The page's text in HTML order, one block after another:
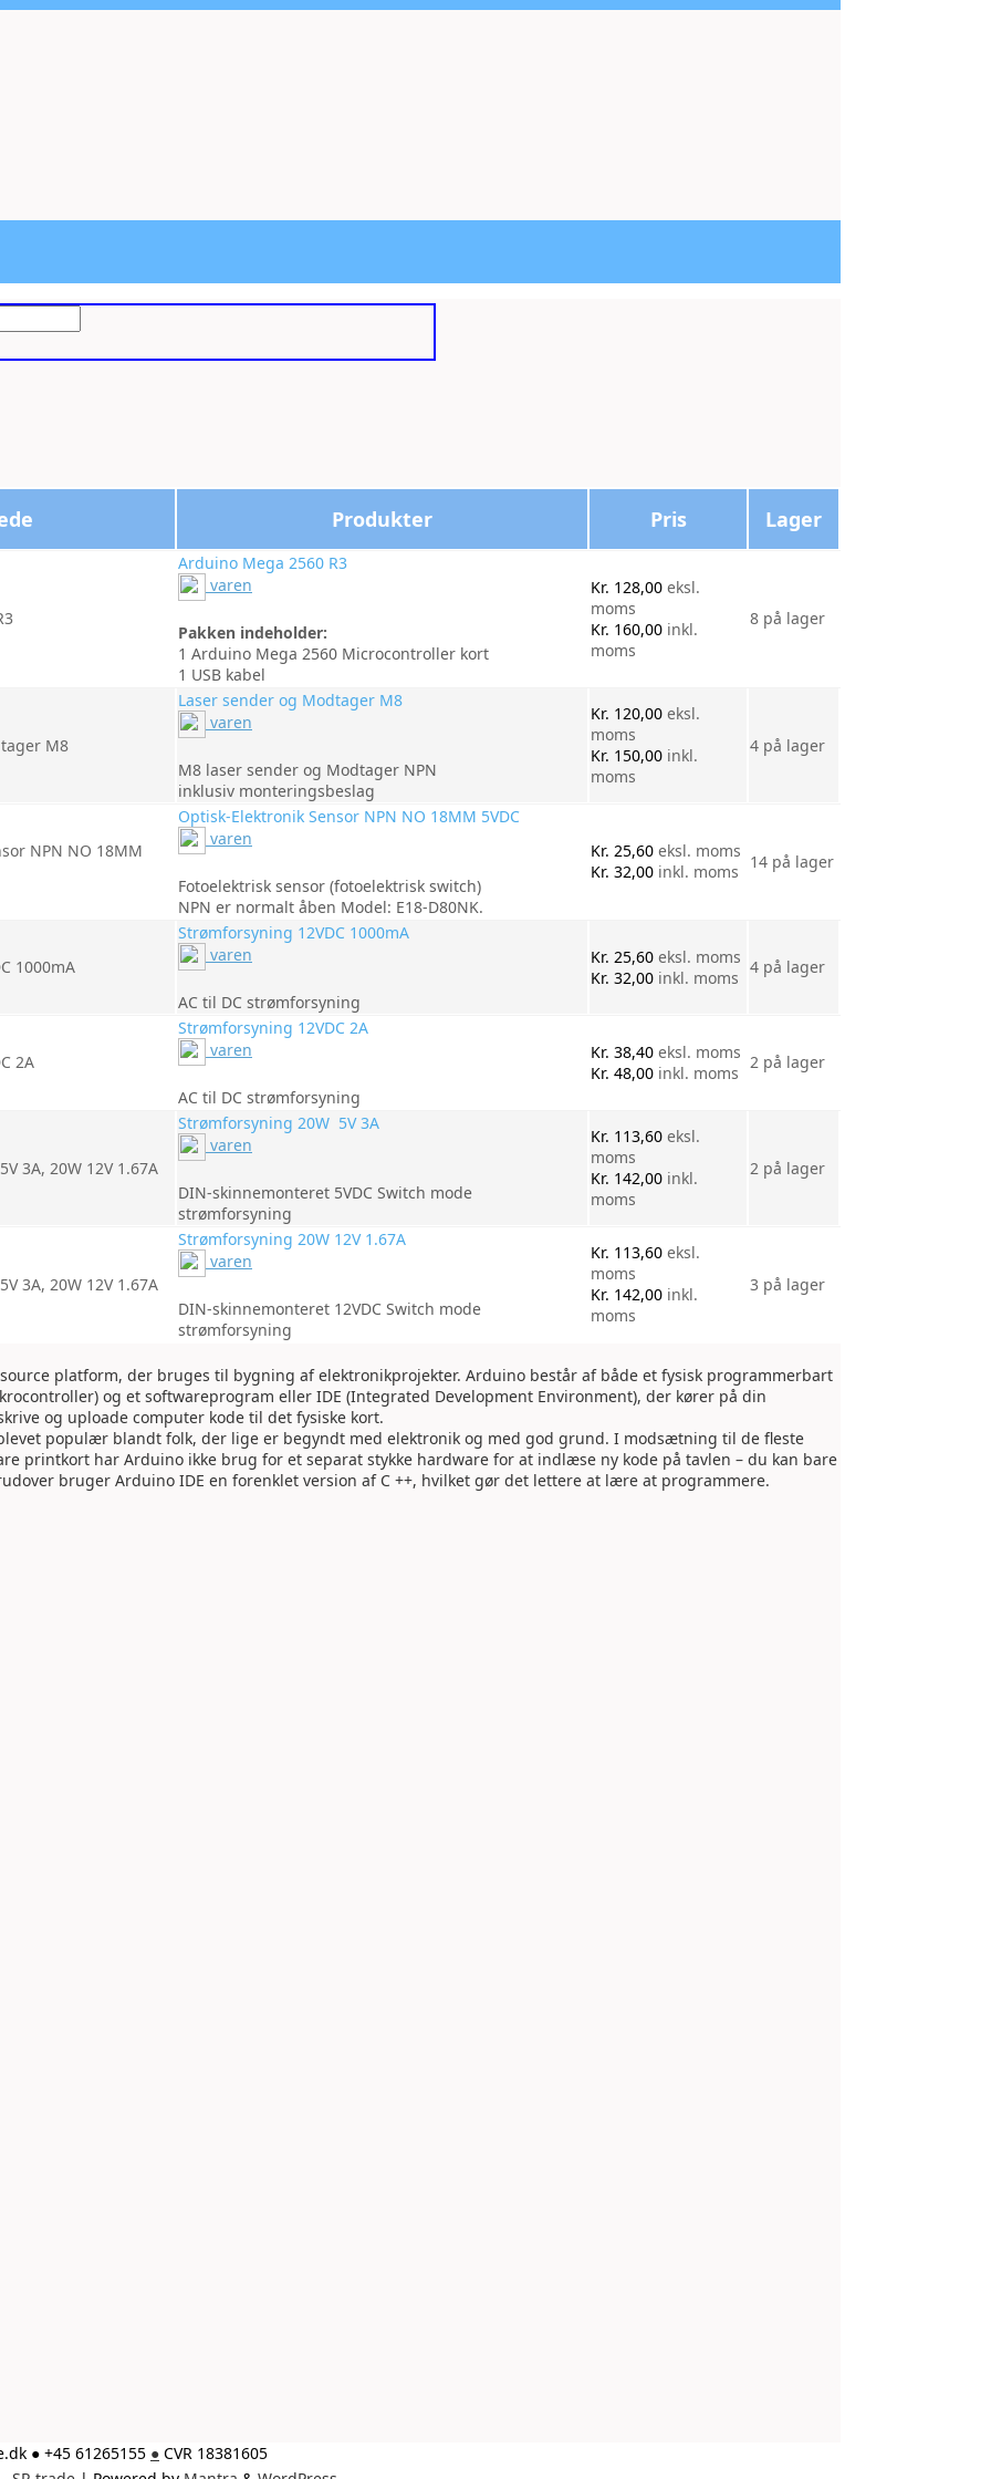
Produkter Pris Lager
Arduino Mega 2560 R3
varen
Pakken indeholder:
1 Arduino Mega 2560 Microcontroller kort
1 USB kabel
Kr. 128,00 eksl.
moms
Kr. 160,00 inkl.
moms
8 på lager
Laser sender og Modtager M8
varen
M8 laser sender og Modtager NPN
inklusiv monteringsbeslag
Kr. 120,00 eksl.
moms
Kr. 150,00 inkl.
moms
4 på lager
Optisk-Elektronik Sensor NPN NO 18MM 5VDC
varen
Fotoelektrisk sensor (fotoelektrisk switch)
NPN er normalt åben Model: E18-D80NK.
Kr. 25,60 eksl. moms
Kr. 32,00 inkl. moms 14 på lager
Strømforsyning 12VDC 1000mA
varen
AC til DC strømforsyning
Kr. 25,60 eksl. moms
Kr. 32,00 inkl. moms
4 på lager
Strømforsyning 12VDC 2A
varen
AC til DC strømforsyning
Kr. 38,40 eksl. moms
Kr. 48,00 inkl. moms
2 på lager
Strømforsyning 20W 5V 3A
varen
DIN-skinnemonteret 5VDC Switch mode
strømforsyning
Kr. 113,60 eksl.
moms
Kr. 142,00 inkl.
moms
2 på lager
Strømforsyning 20W 12V 1.67A
varen
DIN-skinnemonteret 12VDC Switch mode
strømforsyning
Kr. 113,60 eksl.
moms
Kr. 142,00 inkl.
moms
3 på lager
platform, der bruges til bygning af elektronikprojekter. Arduino består af både et fysisk programmerbart
og et softwareprogram eller IDE (Integrated Development Environment), der kører på din
og uploade computer kode til det fysiske kort.
populær blandt folk, der lige er begyndt med elektronik og med god grund. I modsætning til de fleste
printkort har Arduino ikke brug for et separat stykke hardware for at indlæse ny kode på tavlen – du kan bare
bruger Arduino IDE en forenklet version af C ++, hvilket gør det lettere at lære at programmere.
● +45 61265155 ● CVR 18381605